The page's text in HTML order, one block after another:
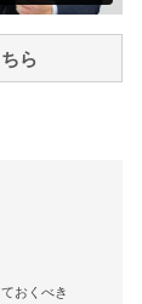
ら
おくべき